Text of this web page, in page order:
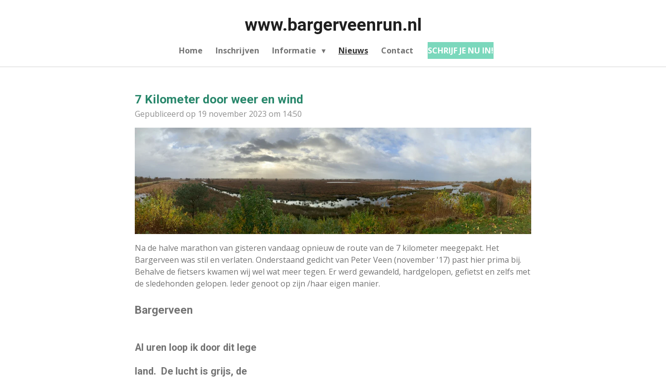
www.bargerveenrun.nl
Home Inschrijven Informatie Nieuws Contact SCHRIJF JE NU IN!
7 Kilometer door weer en wind
Gepubliceerd op 19 november 2023 om 14:50
Na de halve marathon van gisteren vandaag opnieuw de route van de 7 kilometer meegepakt. Het
Bargerveen was stil en verlaten. Onderstaand gedicht van Peter Veen (november '17) past hier prima bij.
Behalve de fietsers kwamen wij wel wat meer tegen. Er werd gewandeld, hardgelopen, gefietst en zelfs met
de sledehonden gelopen. Ieder genoot op zijn /haar eigen manier.
Bargerveen
Al uren loop ik door dit lege
land. De lucht is grijs, de